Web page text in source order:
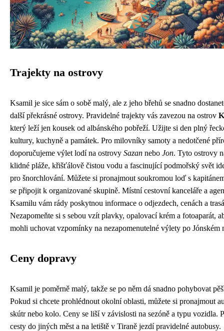
Trajekty na ostrovy
Ksamil je sice sám o sobě malý, ale z jeho břehů se snadno
další překrásné ostrovy. Pravidelné trajekty vás zavezou na ostrov
který leží jen kousek od albánského pobřeží. Užijte si den plný
kultury, kuchyně a památek. Pro milovníky samoty a nedotčené
doporučujeme výlet lodí na ostrovy Sazan nebo Jon. Tyto ostrovy
klidné pláže, křišťálově čistou vodu a fascinující podmořský svět
pro šnorchlování. Můžete si pronajmout soukromou loď s
se připojit k organizované skupině. Místní cestovní kanceláře a
Ksamilu vám rády poskytnou informace o odjezdech, cenách a
Nezapomeňte si s sebou vzít plavky, opalovací krém a fotoaparát,
mohli uchovat vzpomínky na nezapomenutelné výlety po Jónském
Ceny dopravy
Ksamil je poměrně malý, takže se po něm dá snadno pohybovat
Pokud si chcete prohlédnout okolní oblasti, můžete si pronajmout
skútr nebo kolo. Ceny se liší v závislosti na sezóně a typu vozidla.
cesty do jiných měst a na letiště v Tiraně jezdí pravidelné autobusy.